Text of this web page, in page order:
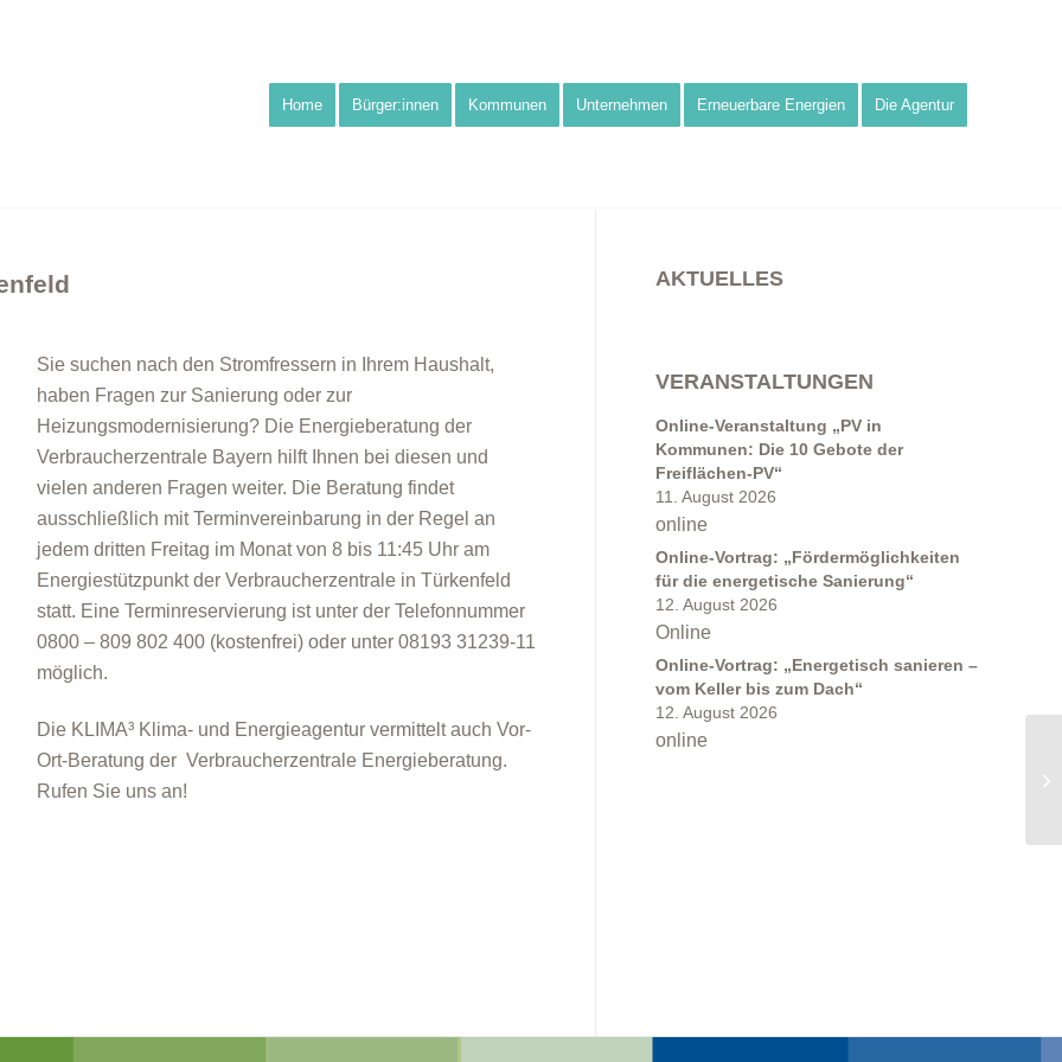
Home Bürger:innen Kommunen Unternehmen Erneuerbare Energien Die Agentur
Sie suchen nach den Stromfressern in Ihrem Haushalt,
haben Fragen zur Sanierung oder zur
Heizungsmodernisierung? Die Energieberatung der
Verbraucherzentrale Bayern hilft Ihnen bei diesen und
vielen anderen Fragen weiter. Die Beratung findet
ausschließlich mit Terminvereinbarung in der Regel an
jedem dritten Freitag im Monat von 8 bis 11:45 Uhr am
Energiestützpunkt der Verbraucherzentrale in Türkenfeld
statt. Eine Terminreservierung ist unter der Telefonnummer
0800 – 809 802 400 (kostenfrei) oder unter 08193 31239-11
möglich.
Die KLIMA³ Klima- und Energieagentur vermittelt auch Vor-
Ort-Beratung der Verbraucherzentrale Energieberatung.
Rufen Sie uns an!
AKTUELLES
VERANSTALTUNGEN
Online-Veranstaltung „PV in
Kommunen: Die 10 Gebote der
Freiflächen-PV“
11. August 2026
online
Online-Vortrag: „Fördermöglichkeiten
für die energetische Sanierung“
12. August 2026
Online
Online-Vortrag: „Energetisch sanieren –
vom Keller bis zum Dach“
12. August 2026
online